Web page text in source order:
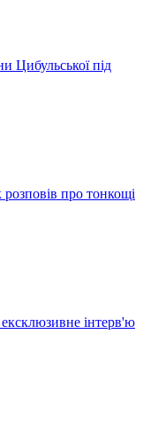
Цибульської під
про тонкощі
ексклюзивне інтерв'ю